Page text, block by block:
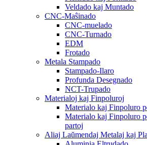
Veldado kaj Muntado
CNC-Maŝinado
CNC-muelado
CNC-Turnado
EDM
Frotado
Metala Stampado
Stampado-Ilaro
Profunda Desegnado
NCT-Trupado
Materialoj kaj Finpoluroj
Materialo kaj Finpoluro
Materialo kaj Finpoluro
partoj
Aliaj Laŭmendaj Metalaj kaj